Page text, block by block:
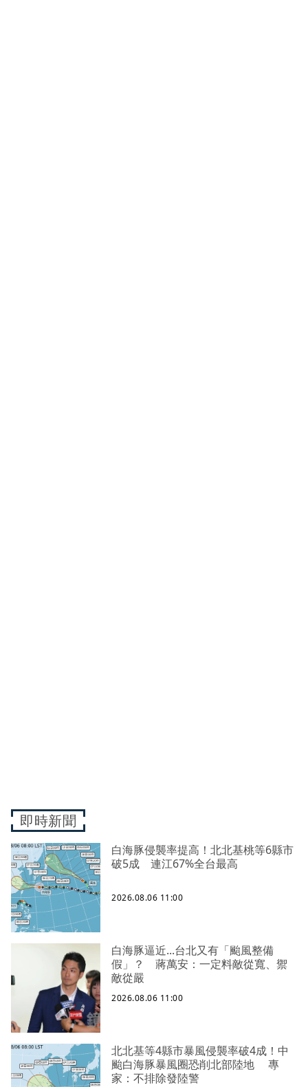
即時新聞
白海豚侵襲率提高！北北基桃等6縣市
破5成 連江67%全台最高
2026.08.06 11:00
白海豚逼近...台北又有「颱風整備
假」？ 蔣萬安：一定料敵從寬、禦
敵從嚴
2026.08.06 11:00
北北基等4縣市暴風侵襲率破4成！中
颱白海豚暴風圈恐削北部陸地 專
家：不排除發陸警